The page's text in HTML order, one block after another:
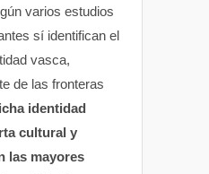
varios estudios
sí identifican el
vasca,
de las fronteras
identidad
cultural y
las mayores